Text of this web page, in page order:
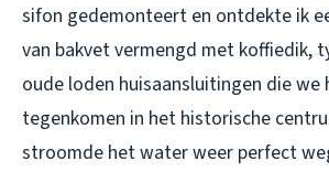
sifon gedemonteert en ontdekte ik
van bakvet vermengd met koffiedik,
oude loden huisaansluitingen die we
tegenkomen in het historische
stroomde het water weer perfect